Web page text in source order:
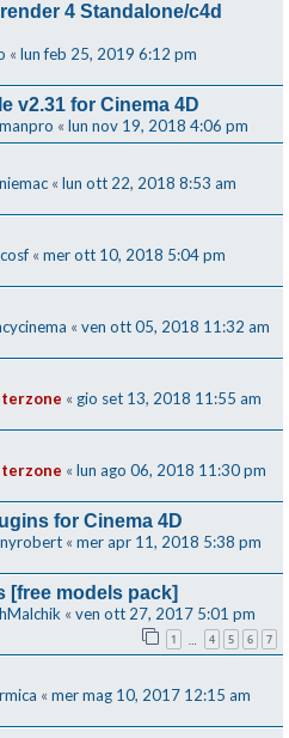
4 Standalone/c4d
« lun feb 25, 2019 6:12 pm
v2.31 for Cinema 4D
« lun nov 19, 2018 4:06 pm
« lun ott 22, 2018 8:53 am
« mer ott 10, 2018 5:04 pm
« ven ott 05, 2018 11:32 am
« gio set 13, 2018 11:55 am
« lun ago 06, 2018 11:30 pm
for Cinema 4D
« mer apr 11, 2018 5:38 pm
[free models pack]
« ven ott 27, 2017 5:01 pm
1 4 5 6 7
« mer mag 10, 2017 12:15 am